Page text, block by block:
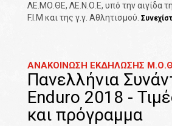
ΛΕ.ΜΟ.ΘΕ, ΛΕ.Ν.Ο.Ε, υπό την αιγίδα
F.I.M και της γ.γ. Αθλητισμού.
ΑΝΑΚΟΙΝΩΣΗ ΕΚΔΗΛΩΣΗΣ
Πανελλήνια
Enduro 2018 -
και πρόγραμμα